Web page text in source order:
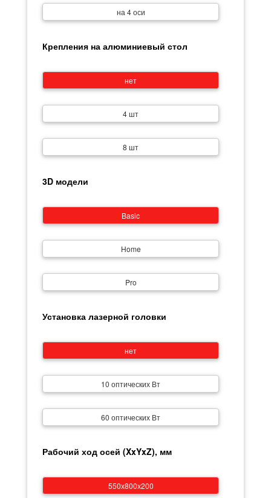
на 4 оси
Крепления на алюминиевый стол
нет
4 шт
8 шт
3D модели
Basic
Home
Pro
Установка лазерной головки
нет
10 оптических Вт
60 оптических Вт
Рабочий ход осей (XxYxZ), мм
550х800х200